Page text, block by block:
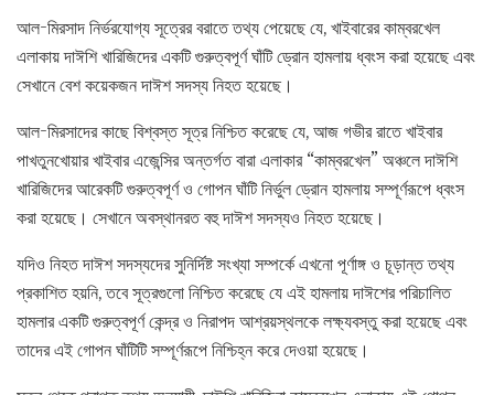
আল-মিরসাদ নির্ভরযোগ্য সূত্রের বরাতে তথ্য পেয়েছে যে, খাইবারের কাম্বরখেল
এলাকায় দাঈশি খারিজিদের একটি গুরুত্বপূর্ণ ঘাঁটি ড্রোন হামলায় ধ্বংস করা হয়েছে এবং
সেখানে বেশ কয়েকজন দাঈশ সদস্য নিহত হয়েছে।
আল-মিরসাদের কাছে বিশ্বস্ত সূত্র নিশ্চিত করেছে যে, আজ গভীর রাতে খাইবার
পাখতুনখোয়ার খাইবার এজেন্সির অন্তর্গত বারা এলাকার “কাম্বরখেল” অঞ্চলে দাঈশি
খারিজিদের আরেকটি গুরুত্বপূর্ণ ও গোপন ঘাঁটি নির্ভুল ড্রোন হামলায় সম্পূর্ণরূপে ধ্বংস
করা হয়েছে। সেখানে অবস্থানরত বহু দাঈশ সদস্যও নিহত হয়েছে।
যদিও নিহত দাঈশ সদস্যদের সুনির্দিষ্ট সংখ্যা সম্পর্কে এখনো পূর্ণাঙ্গ ও চূড়ান্ত তথ্য
প্রকাশিত হয়নি, তবে সূত্রগুলো নিশ্চিত করেছে যে এই হামলায় দাঈশের পরিচালিত
হামলার একটি গুরুত্বপূর্ণ কেন্দ্র ও নিরাপদ আশ্রয়স্থলকে লক্ষ্যবস্তু করা হয়েছে এবং
তাদের এই গোপন ঘাঁটিটি সম্পূর্ণরূপে নিশ্চিহ্ন করে দেওয়া হয়েছে।